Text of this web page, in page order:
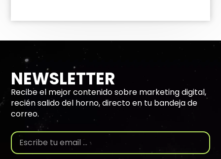
NEWSLETTER
Recibe el mejor contenido sobre marketing digital,
recién salido del horno, directo en tu bandeja de
correo.